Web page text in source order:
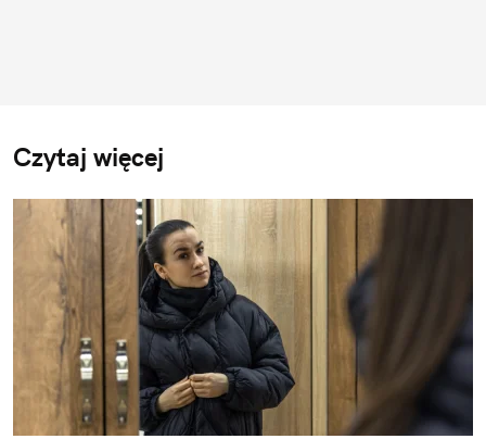
Czytaj więcej